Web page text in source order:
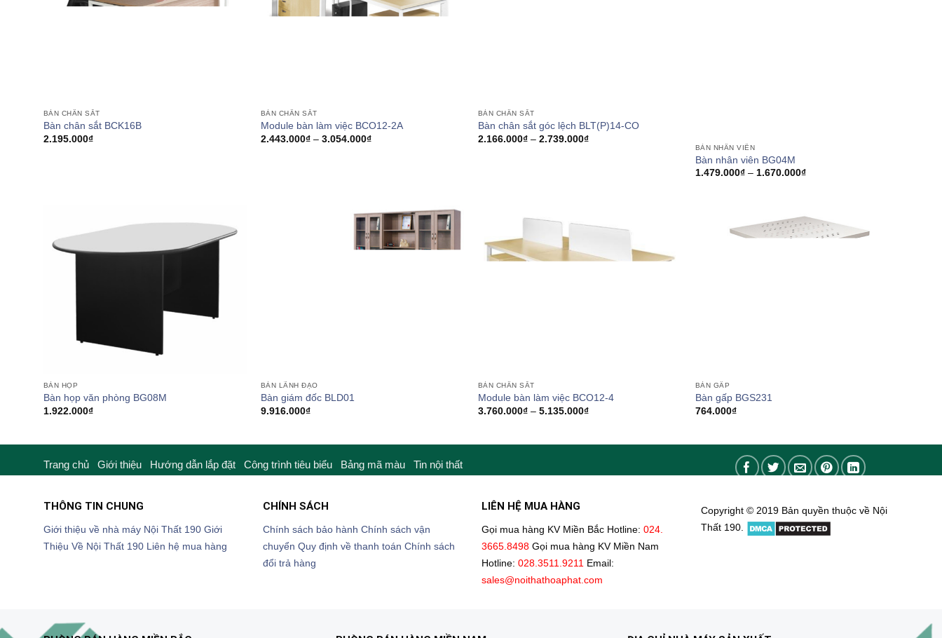
BÀN CHÂN SẮT
Bàn chân sắt BCK16B
2.195.000₫
BÀN CHÂN SẮT
Module bàn làm việc BCO12-2A
2.443.000₫ – 3.054.000₫Khoảng
BÀN CHÂN SẮT
Bàn chân sắt góc lệch BLT(P)14-CO
2.166.000₫ – 2.739.000₫Khoảng
BÀN NHÂN VIÊN
Bàn nhân viên BG04M
1.479.000₫ – 1.670.000₫Khoảng
1.670.000₫
BÀN HỌP
Bàn họp văn phòng BG08M
1.922.000₫
BÀN LÃNH ĐẠO
Bàn giám đốc BLD01
9.916.000₫
BÀN CHÂN SẮT
Module bàn làm việc BCO12-4
3.760.000₫ – 5.135.000₫Khoảng
đến
BÀN GẤP
Bàn gấp BGS231
764.000₫
Trang chủ Giới thiệu Hướng dẫn lắp đặt Công trình tiêu biểu Bảng mã màu Tin nội thất
THÔNG TIN CHUNG
Giới thiệu về nhà máy Nội Thất 190 Giới
Thiệu Về Nội Thất 190 Liên hệ mua hàng
CHÍNH SÁCH
Chính sách bảo hành Chính sách vận
chuyển Quy định về thanh toán Chính sách
đổi trả hàng
LIÊN HỆ MUA HÀNG
Gọi mua hàng KV Miền Bắc Hotline: 024.
3665.8498 Gọi mua hàng KV Miền Nam
Hotline: 028.3511.9211 Email:
sales@noithathoaphat.com
Copyright © 2019 Bản quyền thuộc về Nội
Thất 190.